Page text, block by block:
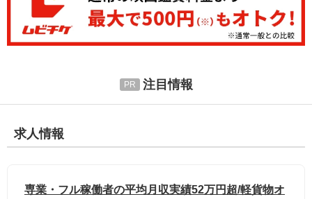
注目情報
求人情報
専業・フル稼働者の平均月収実績52万円超/軽貨物オ